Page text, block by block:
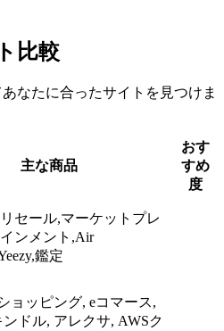
比較
なたに合ったサイトを見つけま
主な商品
おす
すめ
度
セール,マーケットプレ
ンメント,Air
鑑定
ョッピング, eコマース,
ドル, アレクサ, AWSク